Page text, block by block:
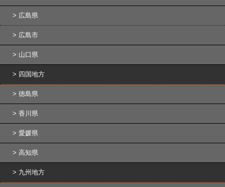
広島県
広島市
山口県
四国地方
徳島県
香川県
愛媛県
高知県
九州地方